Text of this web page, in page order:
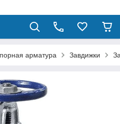
арматура Завдижки